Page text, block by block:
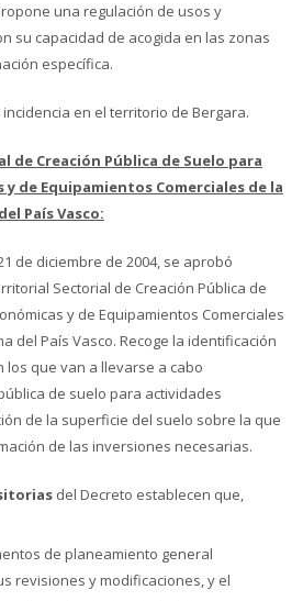
una regulación de usos y
su capacidad de acogida en las zonas
específica.
en el territorio de Bergara.
de Creación Pública de Suelo para
de Equipamientos Comerciales de la
País Vasco:
de diciembre de 2004, se aprobó
Sectorial de Creación Pública de
y de Equipamientos Comerciales
del País Vasco. Recoge la identificación
los que van a llevarse a cabo
de suelo para actividades
de la superficie del suelo sobre la que
de las inversiones necesarias.
del Decreto establecen que,
de planeamiento general
revisiones y modificaciones, y el